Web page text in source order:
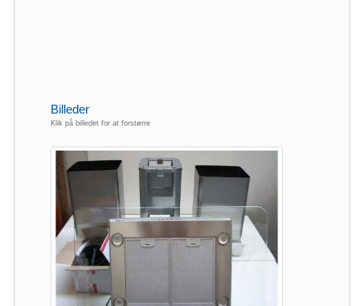
Billeder
Klik på billedet for at forstørre